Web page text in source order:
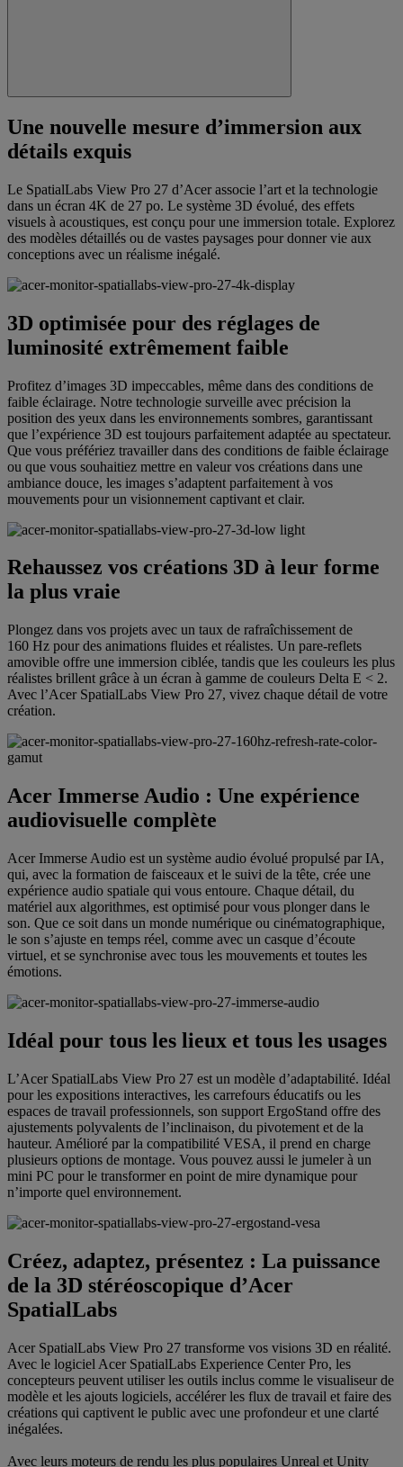
Une nouvelle mesure d’immersion aux
détails exquis
Le SpatialLabs View Pro 27 d’Acer associe l’art et la technologie
dans un écran 4K de 27 po. Le système 3D évolué, des effets
visuels à acoustiques, est conçu pour une immersion totale. Explorez
des modèles détaillés ou de vastes paysages pour donner vie aux
conceptions avec un réalisme inégalé.
3D optimisée pour des réglages de
luminosité extrêmement faible
Profitez d’images 3D impeccables, même dans des conditions de
faible éclairage. Notre technologie surveille avec précision la
position des yeux dans les environnements sombres, garantissant
que l’expérience 3D est toujours parfaitement adaptée au spectateur.
Que vous préfériez travailler dans des conditions de faible éclairage
ou que vous souhaitiez mettre en valeur vos créations dans une
ambiance douce, les images s’adaptent parfaitement à vos
mouvements pour un visionnement captivant et clair.
Rehaussez vos créations 3D à leur forme
la plus vraie
Plongez dans vos projets avec un taux de rafraîchissement de
160 Hz pour des animations fluides et réalistes. Un pare-reflets
amovible offre une immersion ciblée, tandis que les couleurs les plus
réalistes brillent grâce à un écran à gamme de couleurs Delta E < 2.
Avec l’Acer SpatialLabs View Pro 27, vivez chaque détail de votre
création.
Acer Immerse Audio : Une expérience
audiovisuelle complète
Acer Immerse Audio est un système audio évolué propulsé par IA,
qui, avec la formation de faisceaux et le suivi de la tête, crée une
expérience audio spatiale qui vous entoure. Chaque détail, du
matériel aux algorithmes, est optimisé pour vous plonger dans le
son. Que ce soit dans un monde numérique ou cinématographique,
le son s’ajuste en temps réel, comme avec un casque d’écoute
virtuel, et se synchronise avec tous les mouvements et toutes les
émotions.
Idéal pour tous les lieux et tous les usages
L’Acer SpatialLabs View Pro 27 est un modèle d’adaptabilité. Idéal
pour les expositions interactives, les carrefours éducatifs ou les
espaces de travail professionnels, son support ErgoStand offre des
ajustements polyvalents de l’inclinaison, du pivotement et de la
hauteur. Amélioré par la compatibilité VESA, il prend en charge
plusieurs options de montage. Vous pouvez aussi le jumeler à un
mini PC pour le transformer en point de mire dynamique pour
n’importe quel environnement.
Créez, adaptez, présentez : La puissance
de la 3D stéréoscopique d’Acer
SpatialLabs
Acer SpatialLabs View Pro 27 transforme vos visions 3D en réalité.
Avec le logiciel Acer SpatialLabs Experience Center Pro, les
concepteurs peuvent utiliser les outils inclus comme le visualiseur de
modèle et les ajouts logiciels, accélérer les flux de travail et faire des
créations qui captivent le public avec une profondeur et une clarté
inégalées.
Avec leurs moteurs de rendu les plus populaires Unreal et Unity